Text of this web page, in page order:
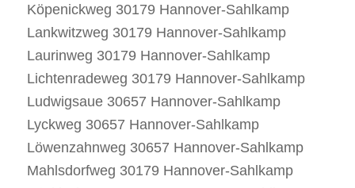
Köpenickweg 30179 Hannover-Sahlkamp
Lankwitzweg 30179 Hannover-Sahlkamp
Laurinweg 30179 Hannover-Sahlkamp
Lichtenradeweg 30179 Hannover-Sahlkamp
Ludwigsaue 30657 Hannover-Sahlkamp
Lyckweg 30657 Hannover-Sahlkamp
Löwenzahnweg 30657 Hannover-Sahlkamp
Mahlsdorfweg 30179 Hannover-Sahlkamp